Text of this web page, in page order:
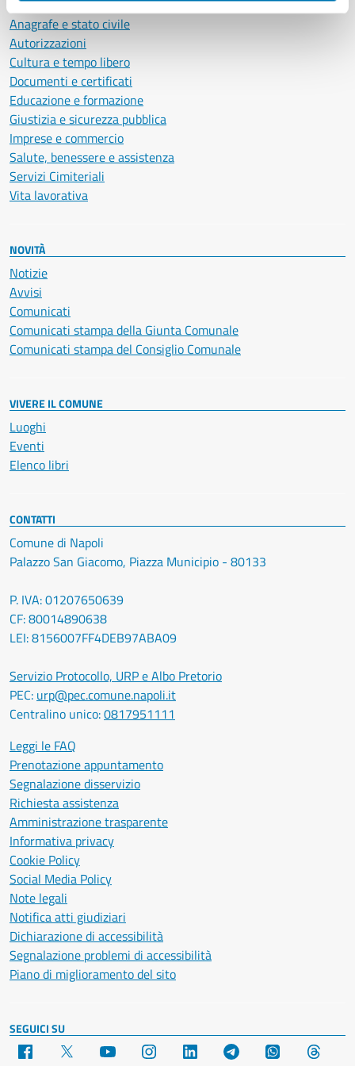
Ambiente
Anagrafe e stato civile
Autorizzazioni
Cultura e tempo libero
Documenti e certificati
Educazione e formazione
Giustizia e sicurezza pubblica
Imprese e commercio
Salute, benessere e assistenza
Servizi Cimiteriali
Vita lavorativa
NOVITÀ
Notizie
Avvisi
Comunicati
Comunicati stampa della Giunta Comunale
Comunicati stampa del Consiglio Comunale
VIVERE IL COMUNE
Luoghi
Eventi
Elenco libri
CONTATTI
Comune di Napoli
Palazzo San Giacomo, Piazza Municipio - 80133
P. IVA: 01207650639
CF: 80014890638
LEI: 8156007FF4DEB97ABA09
Servizio Protocollo, URP e Albo Pretorio
PEC: urp@pec.comune.napoli.it
Centralino unico:0817951111
Leggi le FAQ
Prenotazione appuntamento
Segnalazione disservizio
Richiesta assistenza
Amministrazione trasparente
Informativa privacy
Cookie Policy
Social Media Policy
Note legali
Notifica atti giudiziari
Dichiarazione di accessibilità
Segnalazione problemi di accessibilità
Piano di miglioramento del sito
SEGUICI SU
Facebook YouTube Instagram LinkedIn Telegram WhatsApp